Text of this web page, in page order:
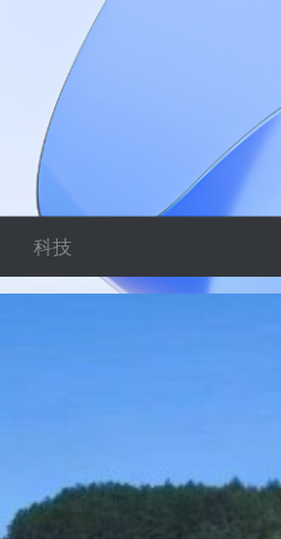
科技